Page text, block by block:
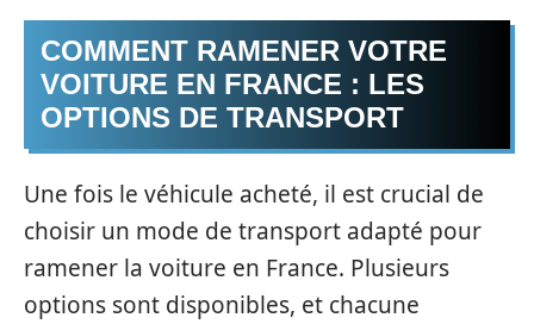
COMMENT RAMENER VOTRE
VOITURE EN FRANCE : LES
OPTIONS DE TRANSPORT
Une fois le véhicule acheté, il est crucial de
choisir un mode de transport adapté pour
ramener la voiture en France. Plusieurs
options sont disponibles, et chacune